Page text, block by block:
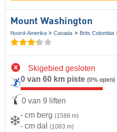
Mount Washington
Noord-Amerika Canada Brits Colombia
Skigebied gesloten
0 van 60 km piste (0% open)
0 van 9 liften
- cm berg (1588 m)
- cm dal (1083 m)